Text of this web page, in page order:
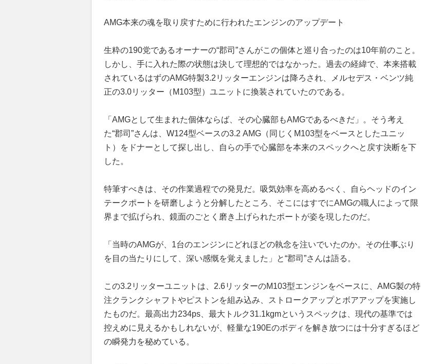
AMG本来の魂を取り戻すために行われたエンジンのアップデート
生粋の190党であるオーナーの“郡司”さんがこの個体と巡り合ったのは10年前のこと。
しかし、手に入れた際の状態は決して理想的ではなかった。過去の経緯で、本来搭載
されているはずのAMG特製3.2リッターエンジンは降ろされ、メルセデス・ベンツ純
正の3.0リッター（M103型）ユニットに換装されていたのである。
「AMGとして生まれた個体ならば、その心臓部もAMGであるべきだ」。そう考え
た“郡司”さんは、W124型ベースの3.2 AMG（同じくM103型をベースとしたユニッ
ト）をドナーとして探し出し、自らの手で心臓部を本来のスペックへと戻す決断を下
した。
特筆すべきは、その作業過程での発見だ。吸気効率を高めるべく、自らヘッドのイン
テークポートを研磨しようと分解したところ、そこにはすでにAMGの職人によって限
界まで拡げられ、鏡面のごとく磨き上げられたポートが姿を現したのだ。
「当時のAMGが、1台のエンジンにどれほどの執念を注いでいたのか。その仕事ぶり
を目の当たりにして、深い感慨を覚えました」と“郡司”さんは語る。
この3.2リッターユニットは、2.6リッターのM103型エンジンをベースに、AMG製の特
注クランクシャフトやピストンを組み込み、ストロークアップとボアアップを実施し
たものだ。最高出力234ps、最大トルク31.1kgmというスペックは、現代の基準では
控えめに見えるかもしれないが、軽量な190Eのボディを解き放つには十分すぎるほど
の瞬発力を秘めている。